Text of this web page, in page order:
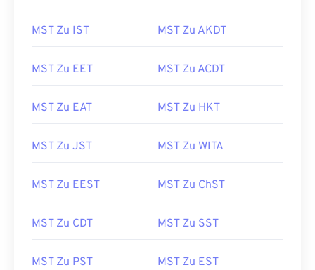
MST Zu IST MST Zu AKDT
MST Zu EET MST Zu ACDT
MST Zu EAT MST Zu HKT
MST Zu JST MST Zu WITA
MST Zu EEST MST Zu ChST
MST Zu CDT MST Zu SST
MST Zu PST MST Zu EST